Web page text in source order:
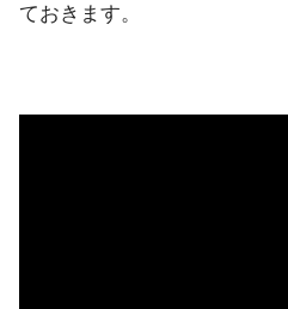
ておきます。